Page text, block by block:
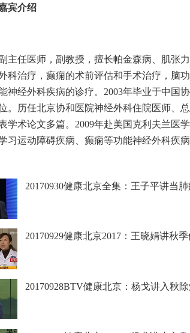
宾介绍
主任医师，副教授，擅长帕金森病、肌张
科治疗，癫痫的术前评估和手术治疗，脑
神经外科疾病的诊疗。2003年毕业于中国
。历任北京协和医院神经外科住院医师、
学术论文多篇。2009年赴美国克利夫兰医
习运动障碍疾病、癫痫等功能神经外科疾病
20170930健康北京全集：王子平讲当
20170929健康北京2017：王晓娟讲秋
20170928BTV健康北京：杨戈讲入秋